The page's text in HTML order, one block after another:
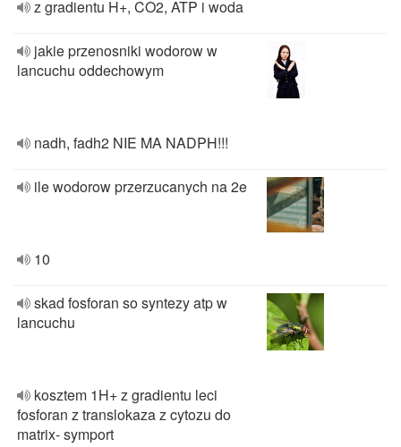
z gradientu H+, CO2, ATP i woda
jakie przenosniki wodorow w
lancuchu oddechowym
nadh, fadh2 NIE MA NADPH!!!
ile wodorow przerzucanych na 2e
10
skad fosforan so syntezy atp w
lancuchu
kosztem 1H+ z gradientu leci
fosforan z translokaza z cytozu do
matrix- symport